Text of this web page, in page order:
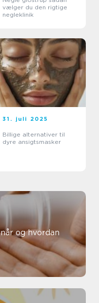
vælger du den rigtige
negleklinik
31. juli 2025
Billige alternativer til
dyre ansigtsmasker
og hvordan